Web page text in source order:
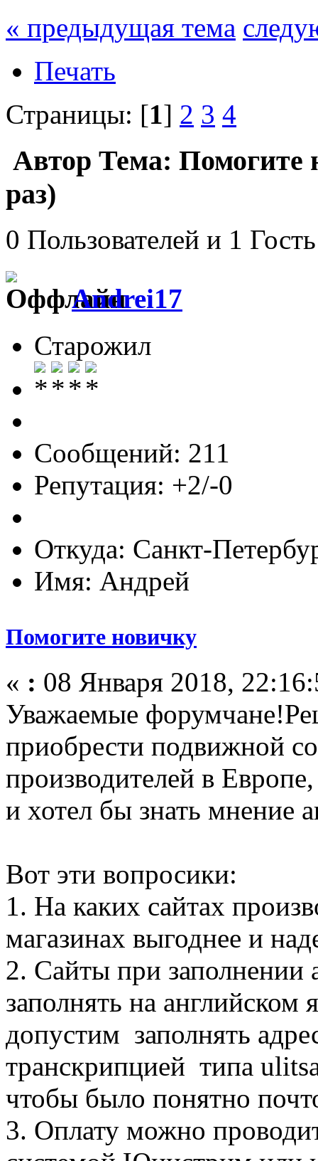
« предыдущая тема
Печать
Страницы: [1] 2 3 4
Автор Тема: Помогите
раз)
0 Пользователей и 1
Andrei17
Старожил
Сообщений: 211
Репутация: +2/-0
Откуда: Санкт-
Имя: Андрей
Помогите новичку
« : 08 Января 2018,
Уважаемые
приобрести подвижной
производителей в
и хотел бы знать мнение
Вот эти вопросики:
1. На каких сайтах
магазинах выгоднее и
2. Сайты при заполнении
заполнять на английском
допустим заполнять
транскрипцией типа
чтобы было понятно
3. Оплату можно